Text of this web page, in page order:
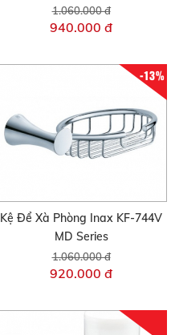
1.060.000 đ
940.000 đ
-13%
Kệ Để Xà Phòng Inax KF-744V
MD Series
1.060.000 đ
920.000 đ